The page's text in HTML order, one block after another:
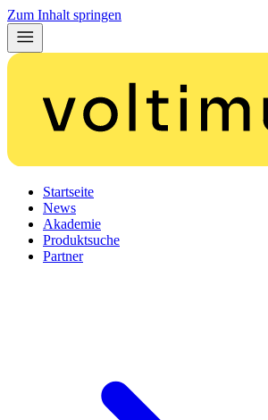
Zum Inhalt springen
Startseite
News
Akademie
Produktsuche
Partner